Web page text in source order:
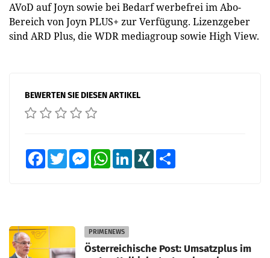
AVoD auf Joyn sowie bei Bedarf werbefrei im Abo-
Bereich von Joyn PLUS+ zur Verfügung. Lizenzgeber
sind ARD Plus, die WDR mediagroup sowie High View.
BEWERTEN SIE DIESEN ARTIKEL
FacebookTwitter MessengerWhatsAppLinkedInXING
PRIMENEWS
Österreichische Post: Umsatzplus im